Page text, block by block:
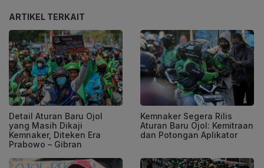
ARTIKEL TERKAIT
Detail Aturan Baru Ojol
yang Masih Dikaji
Kemnaker, Diteken Era
Prabowo – Gibran
Kemnaker Segera Rilis
Aturan Baru Ojol: Kemitraan
dan Potongan Aplikator